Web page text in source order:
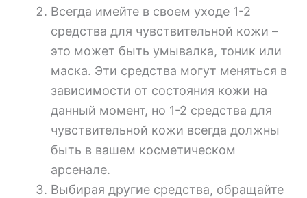
Всегда имейте в своем уходе 1-2
средства для чувствительной кожи –
это может быть умывалка, тоник или
маска. Эти средства могут меняться в
зависимости от состояния кожи на
данный момент, но 1-2 средства для
чувствительной кожи всегда должны
быть в вашем косметическом
арсенале.
Выбирая другие средства, обращайте